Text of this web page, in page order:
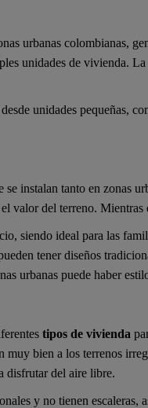
urbanas colombianas,
unidades de vivienda.
unidades pequeñas,
se instalan tanto en zonas
valor del terreno.
siendo ideal para las
tener diseños
urbanas puede haber
tipos de vivienda
muy bien a los terrenos
disfrutar del aire libre.
y no tienen escaleras,